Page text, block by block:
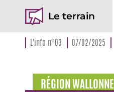
Le terrain
L'info n°03 07/02/2025
RÉGION WALLONNE